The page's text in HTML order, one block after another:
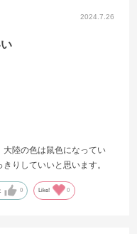
2024.7.26
陸の色は鼠色になってい
りしていいと思います。
0 Like! 0